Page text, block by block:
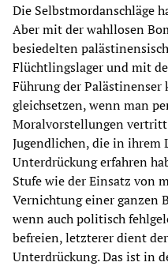
Die Selbstmordanschläge
Aber mit der wahllosen
besiedelten
Flüchtlingslager und mit
Führung der
gleichsetzen, wenn man
Moralvorstellungen
Jugendlichen, die in ihrem
Unterdrückung erfahren
Stufe wie der Einsatz von
Vernichtung einer ganzen
wenn auch politisch
befreien, letzterer dient
Unterdrückung. Das ist in